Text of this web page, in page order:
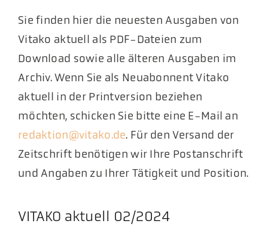
Sie finden hier die neuesten Ausgaben von
Vitako aktuell als PDF-Dateien zum
Download sowie alle älteren Ausgaben im
Archiv. Wenn Sie als Neuabonnent Vitako
aktuell in der Printversion beziehen
möchten, schicken Sie bitte eine E-Mail an
redaktion@vitako.de. Für den Versand der
Zeitschrift benötigen wir Ihre Postanschrift
und Angaben zu Ihrer Tätigkeit und Position.
VITAKO aktuell 02/2024